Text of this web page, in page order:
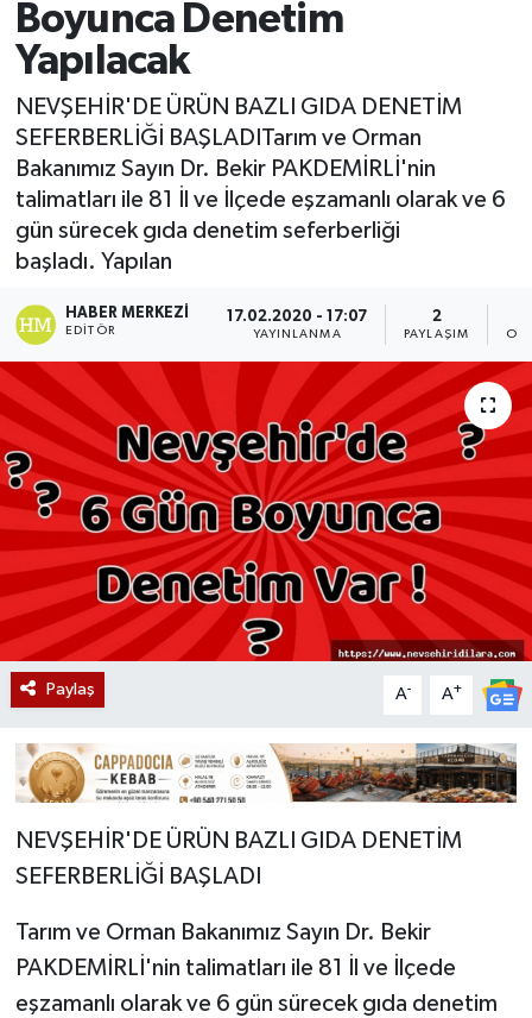
Boyunca Denetim
Yapılacak
NEVŞEHİR'DE ÜRÜN BAZLI GIDA DENETİM
SEFERBERLİĞİ BAŞLADITarım ve Orman
Bakanımız Sayın Dr. Bekir PAKDEMİRLİ'nin
talimatları ile 81 İl ve İlçede eşzamanlı olarak ve 6
gün sürecek gıda denetim seferberliği
başladı. Yapılan
HABER MERKEZI
EDITÖR
17.02.2020 - 17:07
YAYINLANMA
2
PAYLAŞIM
Paylaş A- A+
NEVŞEHİR'DE ÜRÜN BAZLI GIDA DENETİM
SEFERBERLİĞİ BAŞLADI
Tarım ve Orman Bakanımız Sayın Dr. Bekir
PAKDEMİRLİ'nin talimatları ile 81 İl ve İlçede
eşzamanlı olarak ve 6 gün sürecek gıda denetim